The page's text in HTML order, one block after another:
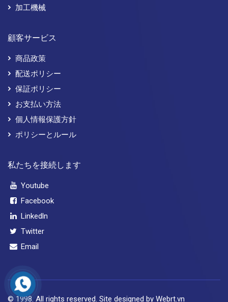
加工機械
顧客サービス
商品政策
配送ポリシー
保証ポリシー
お支払い方法
個人情報保護方針
ポリシーとルール
私たちを接続します
Youtube
Facebook
Linkedln
Twitter
Email
© 1998. All rights reserved. Site designed by Webrt.vn